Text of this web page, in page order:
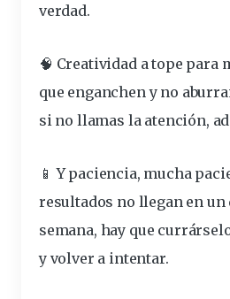
verdad.
🧠 Creatividad a tope para
que enganchen y no
si no llamas la atención,
📱 Ypaciencia, mucha
resultados no llegan en un
semana, hay que
y volver a intentar.